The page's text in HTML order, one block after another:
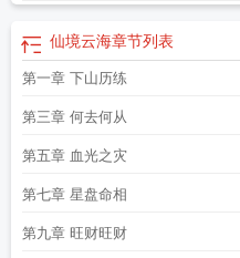
仙境云海章节列表
第一章 下山历练
第三章 何去何从
第五章 血光之灾
第七章 星盘命相
第九章 旺财旺财